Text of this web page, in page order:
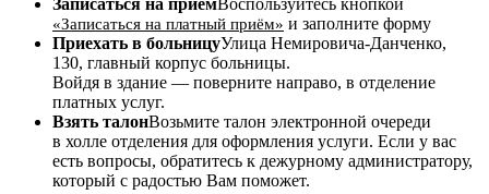
«Записаться на платный приём» и заполните форму
Приехать в больницуУлица Немировича-Данченко,
130, главный корпус больницы.
Войдя в здание — поверните направо, в отделение
платных услуг.
Взять талонВозьмите талон электронной очереди
в холле отделения для оформления услуги. Если у вас
есть вопросы, обратитесь к дежурному администратору,
который с радостью Вам поможет.